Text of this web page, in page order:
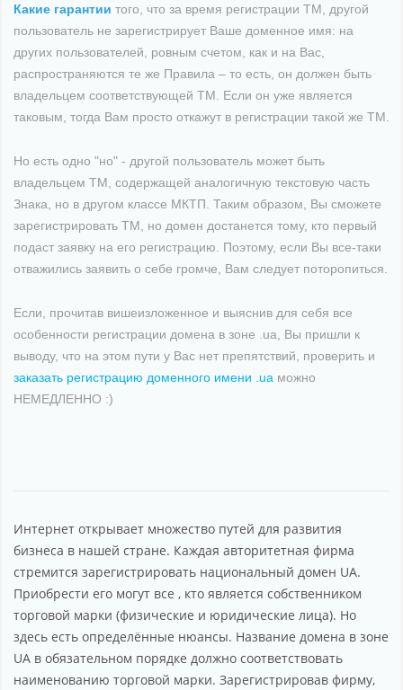
Какие гарантии того, что за время регистрации ТМ, другой
пользователь не зарегистрирует Ваше доменное имя: на
других пользователей, ровным счетом, как и на Вас,
распространяются те же Правила – то есть, он должен быть
владельцем соответствующей ТМ. Если он уже является
таковым, тогда Вам просто откажут в регистрации такой же ТМ.
Но есть одно "но" - другой пользователь может быть
владельцем ТМ, содержащей аналогичную текстовую часть
Знака, но в другом классе МКТП. Таким образом, Вы сможете
зарегистрировать ТМ, но домен достанется тому, кто первый
подаст заявку на его регистрацию. Поэтому, если Вы все-таки
отважились заявить о себе громче, Вам следует поторопиться.
Если, прочитав вишеизложенное и выяснив для себя все
особенности регистрации домена в зоне .ua, Вы пришли к
выводу, что на этом пути у Вас нет препятствий, проверить и
заказать регистрацию доменного имени .ua можно
НЕМЕДЛЕННО :)
Интернет открывает множество путей для развития
бизнеса в нашей стране. Каждая авторитетная фирма
стремится зарегистрировать национальный домен UA.
Приобрести его могут все , кто является собственником
торговой марки (физические и юридические лица). Но
здесь есть определённые нюансы. Название домена в зоне
UA в обязательном порядке должно соответствовать
наименованию торговой марки. Зарегистрировав фирму,